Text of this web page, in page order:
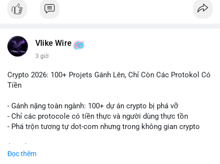
Vlike Wire
3 giờ
Crypto 2026: 100+ Projets Gánh Lên, Chỉ Còn Các Protokol Có
Tiền
- Gánh nặng toàn ngành: 100+ dự án crypto bị phá vỡ
- Chỉ các protocole có tiền thực và người dùng thực tồn
- Phá trộn tương tự dot-com nhưng trong không gian crypto
Đọc thêm